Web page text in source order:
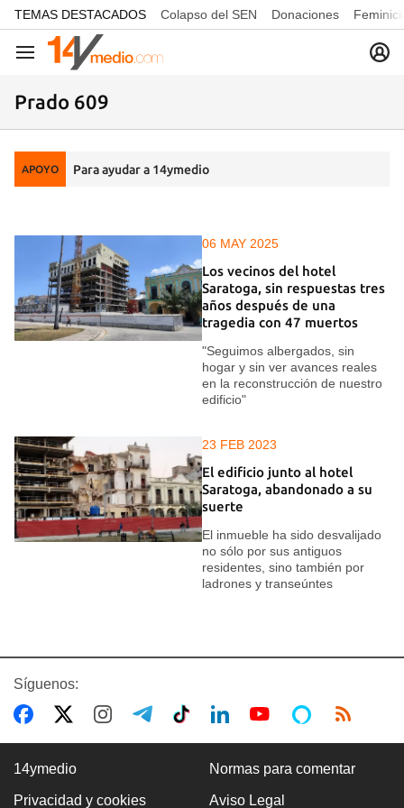
common.go-to-content
TEMAS DESTACADOS Colapso del SEN Donaciones
Navegación
Prado 609
APOYO Para ayudar a 14ymedio
06 MAY 2025
Los vecinos del hotel
Saratoga, sin respuestas tres
años después de una
tragedia con 47 muertos
"Seguimos albergados, sin
hogar y sin ver avances reales
en la reconstrucción de nuestro
edificio"
23 FEB 2023
El edificio junto al hotel
Saratoga, abandonado a su
suerte
El inmueble ha sido desvalijado
no sólo por sus antiguos
residentes, sino también por
ladrones y transeúntes
Síguenos:
14ymedio Normas para comentar
Privacidad y cookies Aviso Legal